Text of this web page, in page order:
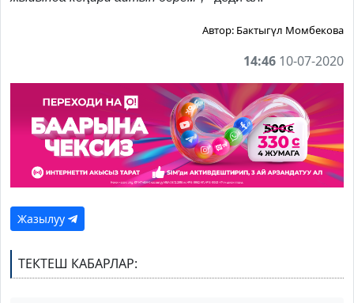
Автор: Бактыгүл Момбекова
14:46 10-07-2020
Жазылуу
ТЕКТЕШ КАБАРЛАР: